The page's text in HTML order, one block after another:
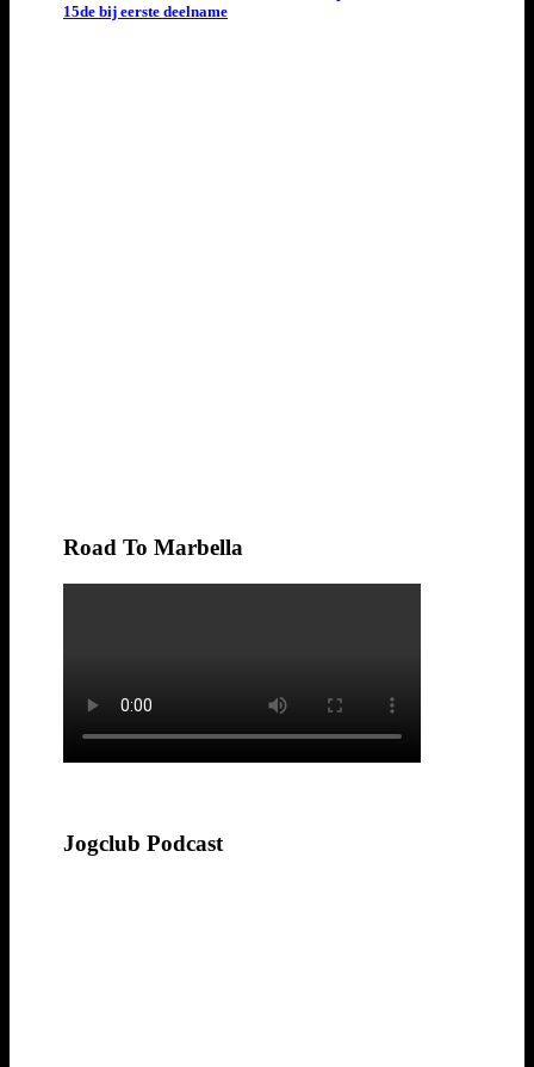
15de bij eerste deelname
Road To Marbella
Jogclub Podcast